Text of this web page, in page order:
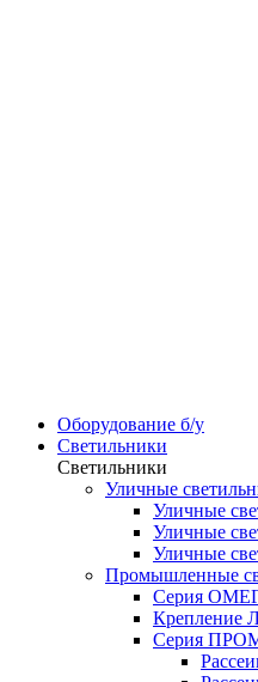
Оборудование б/у
Светильники
Светильники
Уличные
Уличные
Уличные
Уличные
Промышленные
Серия
Серия